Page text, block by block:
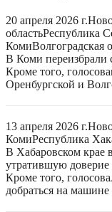
20 апреля 2026 г.
областьРеспублика
КомиВолгоградская
В Коми переизбрали
Кроме того,
Оренбургской и
13 апреля 2026 г.
КомиРеспублика
В Хабаровском крае
утратившую доверие
Кроме того,
добраться на